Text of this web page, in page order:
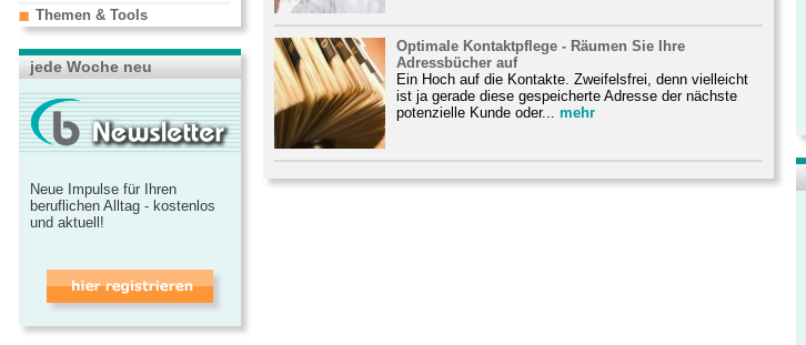
Optimale Kontaktpflege - Räumen Sie Ihre
Adressbücher auf
Ein Hoch auf die Kontakte. Zweifelsfrei, denn vielleicht
ist ja gerade diese gespeicherte Adresse der nächste
potenzielle Kunde oder...
mehr
Themen & Tools
jede Woche neu
Neue Impulse für Ihren
beruflichen Alltag - kostenlos
und aktuell!